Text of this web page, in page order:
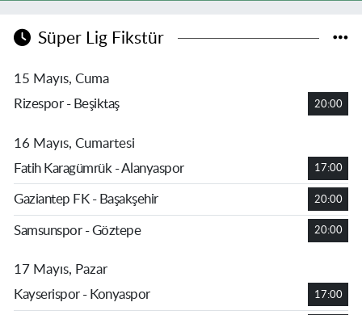
Süper Lig Fikstür
15 Mayıs, Cuma
Rizespor - Beşiktaş
20:00
16 Mayıs, Cumartesi
Fatih Karagümrük - Alanyaspor
17:00
Gaziantep FK - Başakşehir 20:00
Samsunspor - Göztepe 20:00
17 Mayıs, Pazar
Kayserispor - Konyaspor
17:00